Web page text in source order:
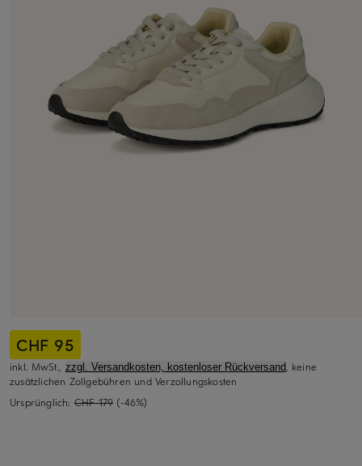
CHF 95
inkl. MwSt., zzgl. Versandkosten, kostenloser Rückversand, keine
zusätzlichen Zollgebühren und Verzollungskosten
Ursprünglich: CHF 179 (-46%)